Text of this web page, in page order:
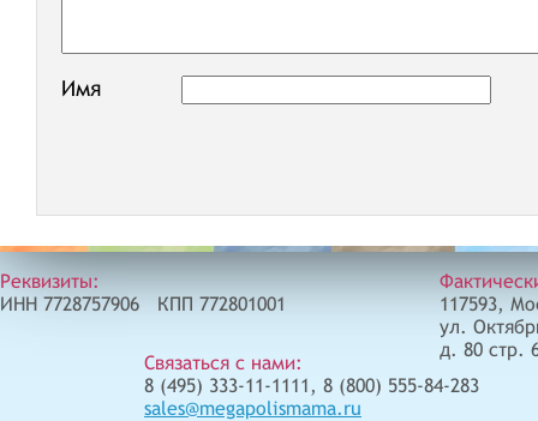
Имя
Реквизиты:
ИНН 7728757906 КПП 772801001
Связаться с нами:
8 (495) 333-11-1111, 8 (800) 555-84-283
sales@megapolismama.ru
117593,
ул.
д. 80 стр.